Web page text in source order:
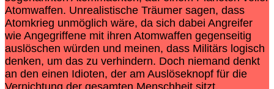
Atomwaffen. Unrealistische Träumer sagen, dass
Atomkrieg unmöglich wäre, da sich dabei Angreifer
wie Angegriffene mit ihren Atomwaffen gegenseitig
auslöschen würden und meinen, dass Militärs logisch
denken, um das zu verhindern. Doch niemand denkt
an den einen Idioten, der am Auslöseknopf für die
Vernichtung der gesamten Menschheit sitzt.